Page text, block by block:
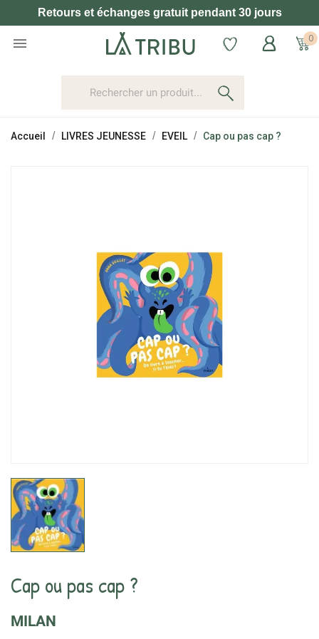
Retours et échanges gratuit pendant 30 jours
 0
Accueil LIVRES JEUNESSE EVEIL Cap ou pas cap ?
Cap ou pas cap ?
MILAN